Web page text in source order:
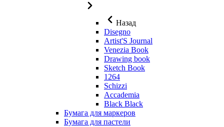
Назад
Disegno
Artist'S Journal
Venezia Book
Drawing book
Sketch Book
1264
Schizzi
Accademia
Black Black
Бумага для маркеров
Бумага для пастели